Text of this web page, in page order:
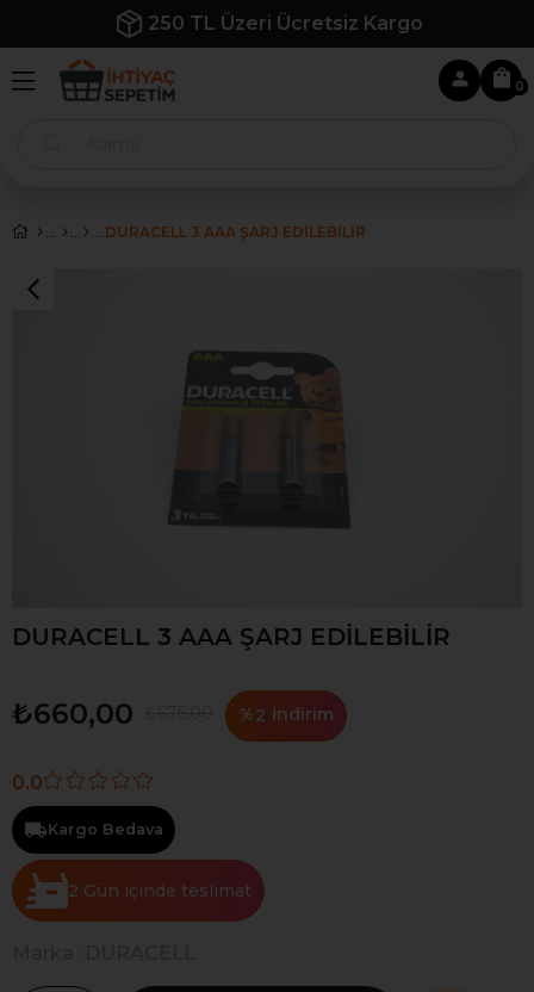
250 TL Üzeri Ücretsiz Kargo
0
DURACELL 3 AAA ŞARJ EDİLEBİLİR
DURACELL 3 AAA ŞARJ EDİLEBİLİR
₺660,00 %2 İndirim
0.0
Kargo Bedava
2 Gün